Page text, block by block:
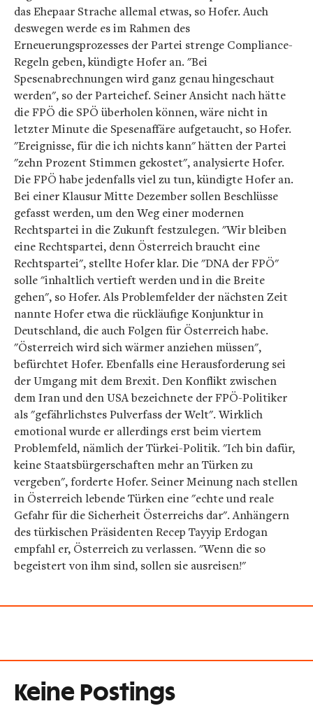
das Ehepaar Strache allemal etwas, so Hofer. Auch
deswegen werde es im Rahmen des
Erneuerungsprozesses der Partei strenge Compliance-
Regeln geben, kündigte Hofer an. "Bei
Spesenabrechnungen wird ganz genau hingeschaut
werden", so der Parteichef. Seiner Ansicht nach hätte
die FPÖ die SPÖ überholen können, wäre nicht in
letzter Minute die Spesenaffäre aufgetaucht, so Hofer.
"Ereignisse, für die ich nichts kann" hätten der Partei
"zehn Prozent Stimmen gekostet", analysierte Hofer.
Die FPÖ habe jedenfalls viel zu tun, kündigte Hofer an.
Bei einer Klausur Mitte Dezember sollen Beschlüsse
gefasst werden, um den Weg einer modernen
Rechtspartei in die Zukunft festzulegen. "Wir bleiben
eine Rechtspartei, denn Österreich braucht eine
Rechtspartei", stellte Hofer klar. Die "DNA der FPÖ"
solle "inhaltlich vertieft werden und in die Breite
gehen", so Hofer. Als Problemfelder der nächsten Zeit
nannte Hofer etwa die rückläufige Konjunktur in
Deutschland, die auch Folgen für Österreich habe.
"Österreich wird sich wärmer anziehen müssen",
befürchtet Hofer. Ebenfalls eine Herausforderung sei
der Umgang mit dem Brexit. Den Konflikt zwischen
dem Iran und den USA bezeichnete der FPÖ-Politiker
als "gefährlichstes Pulverfass der Welt". Wirklich
emotional wurde er allerdings erst beim viertem
Problemfeld, nämlich der Türkei-Politik. "Ich bin dafür,
keine Staatsbürgerschaften mehr an Türken zu
vergeben", forderte Hofer. Seiner Meinung nach stellen
in Österreich lebende Türken eine "echte und reale
Gefahr für die Sicherheit Österreichs dar". Anhängern
des türkischen Präsidenten Recep Tayyip Erdogan
empfahl er, Österreich zu verlassen. "Wenn die so
begeistert von ihm sind, sollen sie ausreisen!"
Keine Postings